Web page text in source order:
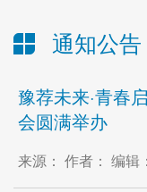
通知公告
当前位
豫荐未来·青春
会圆满举办
来源： 作者： 编辑